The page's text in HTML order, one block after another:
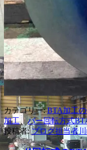
カテゴリー:BTA加工
加工、バー回転方式
投稿者:ブログ担当者